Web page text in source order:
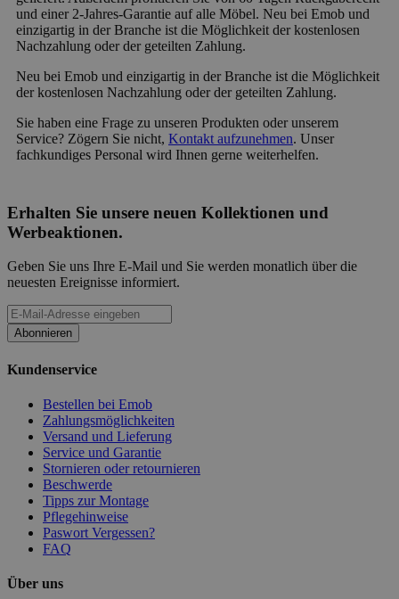
und einer 2-Jahres-Garantie auf alle Möbel. Neu bei Emob und
einzigartig in der Branche ist die Möglichkeit der kostenlosen
Nachzahlung oder der geteilten Zahlung.
Neu bei Emob und einzigartig in der Branche ist die Möglichkeit
der kostenlosen Nachzahlung oder der geteilten Zahlung.
Sie haben eine Frage zu unseren Produkten oder unserem
Service? Zögern Sie nicht, Kontakt aufzunehmen. Unser
fachkundiges Personal wird Ihnen gerne weiterhelfen.
Erhalten Sie unsere neuen Kollektionen und
Werbeaktionen.
Geben Sie uns Ihre E-Mail und Sie werden monatlich über die
neuesten Ereignisse informiert.
Abonnieren
Kundenservice
Bestellen bei Emob
Zahlungsmöglichkeiten
Versand und Lieferung
Service und Garantie
Stornieren oder retournieren
Beschwerde
Tipps zur Montage
Pflegehinweise
Paswort Vergessen?
FAQ
Über uns